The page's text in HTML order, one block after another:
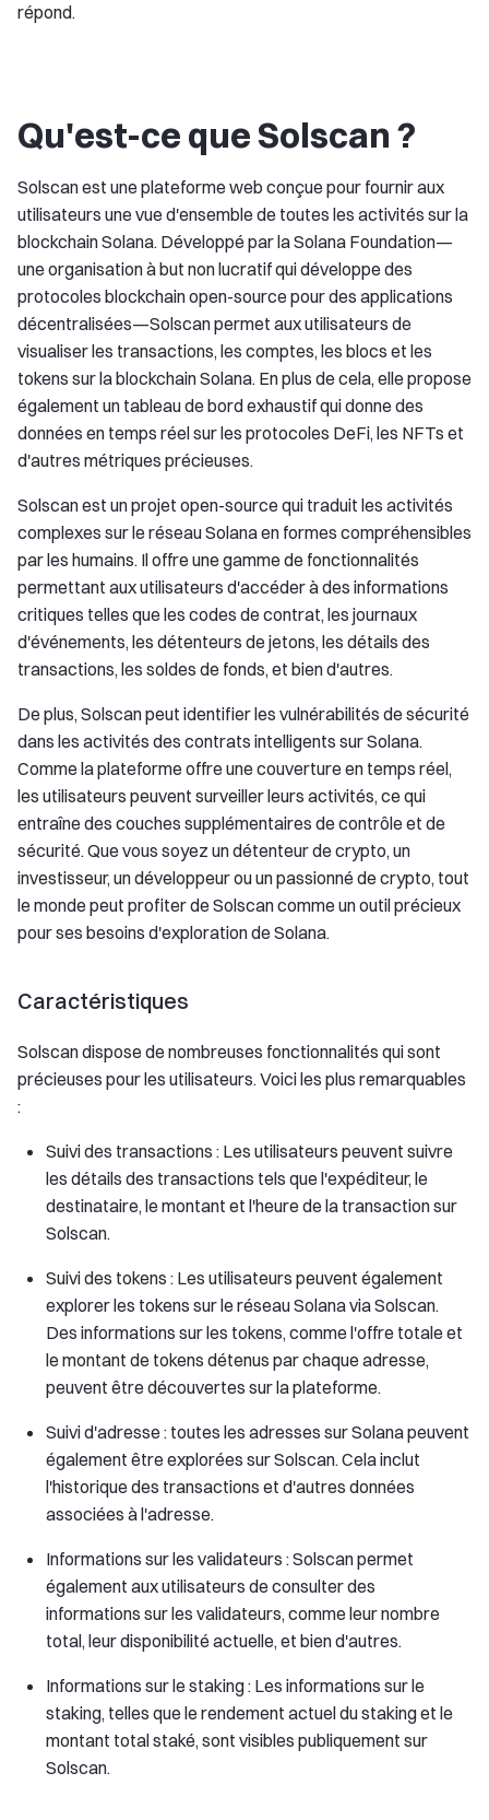
répond.
Qu'est-ce que Solscan ?
Solscan est une plateforme web conçue pour fournir aux
utilisateurs une vue d'ensemble de toutes les activités sur la
blockchain Solana. Développé par la Solana Foundation—
une organisation à but non lucratif qui développe des
protocoles blockchain open-source pour des applications
décentralisées—Solscan permet aux utilisateurs de
visualiser les transactions, les comptes, les blocs et les
tokens sur la blockchain Solana. En plus de cela, elle propose
également un tableau de bord exhaustif qui donne des
données en temps réel sur les protocoles DeFi, les NFTs et
d'autres métriques précieuses.
Solscan est un projet open-source qui traduit les activités
complexes sur le réseau Solana en formes compréhensibles
par les humains. Il offre une gamme de fonctionnalités
permettant aux utilisateurs d'accéder à des informations
critiques telles que les codes de contrat, les journaux
d'événements, les détenteurs de jetons, les détails des
transactions, les soldes de fonds, et bien d'autres.
De plus, Solscan peut identifier les vulnérabilités de sécurité
dans les activités des contrats intelligents sur Solana.
Comme la plateforme offre une couverture en temps réel,
les utilisateurs peuvent surveiller leurs activités, ce qui
entraîne des couches supplémentaires de contrôle et de
sécurité. Que vous soyez un détenteur de crypto, un
investisseur, un développeur ou un passionné de crypto, tout
le monde peut profiter de Solscan comme un outil précieux
pour ses besoins d'exploration de Solana.
Caractéristiques
Solscan dispose de nombreuses fonctionnalités qui sont
précieuses pour les utilisateurs. Voici les plus remarquables
:
Suivi des transactions : Les utilisateurs peuvent suivre
les détails des transactions tels que l'expéditeur, le
destinataire, le montant et l'heure de la transaction sur
Solscan.
Suivi des tokens : Les utilisateurs peuvent également
explorer les tokens sur le réseau Solana via Solscan.
Des informations sur les tokens, comme l'offre totale et
le montant de tokens détenus par chaque adresse,
peuvent être découvertes sur la plateforme.
Suivi d'adresse : toutes les adresses sur Solana peuvent
également être explorées sur Solscan. Cela inclut
l'historique des transactions et d'autres données
associées à l'adresse.
Informations sur les validateurs : Solscan permet
également aux utilisateurs de consulter des
informations sur les validateurs, comme leur nombre
total, leur disponibilité actuelle, et bien d'autres.
Informations sur le staking : Les informations sur le
staking, telles que le rendement actuel du staking et le
montant total staké, sont visibles publiquement sur
Solscan.